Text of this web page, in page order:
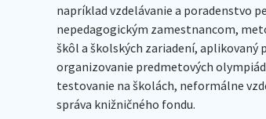
napríklad vzdelávanie a poradenstvo
nepedagogickým zamestnancom,
škôl a školských zariadení, aplikovaný
organizovanie predmetových
testovanie na školách, neformálne
správa knižničného fondu.